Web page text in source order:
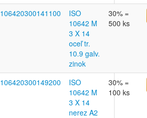
106420300141100
ISO
10642 M
3 X 14
oceľ tr.
10.9 galv.
zinok
30% =
500 ks
106420300149200
ISO
10642 M
3 X 14
nerez A2
30% =
100 ks